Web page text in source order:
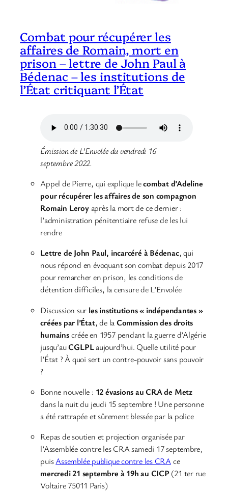
Combat pour récupérer les
affaires de Romain, mort en
prison – lettre de John Paul à
Bédenac – les institutions de
l’État critiquant l’État
Émission de L’Envolée du vendredi 16
septembre 2022.
Appel de Pierre, qui explique lecombat d’Adeline
pour récupérer les affaires de son compagnon
Romain Leroyaprès la mort de ce dernier :
l’administration pénitentiaire refuse de les lui
rendre
Lettre de John Paul, incarcéré à Bédenac, qui
nous répond en évoquant son combat depuis 2017
pour remarcher en prison, les conditions de
détention difficiles, la censure de L’Envolée
Discussion sur les institutions « indépendantes »
créées par l’État, de laCommission des droits
humainscréée en 1957 pendant la guerre d’Algérie
jusqu’auCGLPLaujourd’hui. Quelle utilité pour
l’État ? À quoi sert un contre-pouvoir sans pouvoir
?
Bonne nouvelle : 12 évasions au CRA de Metz
dans la nuit du jeudi 15 septembre ! Une personne
a été rattrapée et sûrement blessée par la police
Repas de soutien et projection organisée par
l’Assemblée contre les CRA samedi 17 septembre,
puisAssemblée publique contre les CRAce
mercredi 21 septembre à 19h au CICP (21 ter rue
Voltaire 75011 Paris)